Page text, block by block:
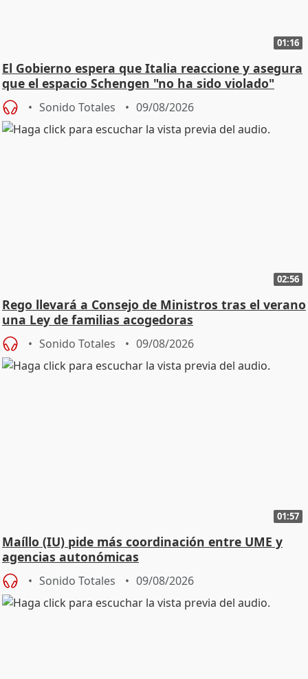
01:16
El Gobierno espera que Italia reaccione y asegura
que el espacio Schengen "no ha sido violado"
Sonido Totales 09/08/2026
02:56
Rego llevará a Consejo de Ministros tras el verano
una Ley de familias acogedoras
Sonido Totales 09/08/2026
01:57
Maíllo (IU) pide más coordinación entre UME y
agencias autonómicas
Sonido Totales 09/08/2026